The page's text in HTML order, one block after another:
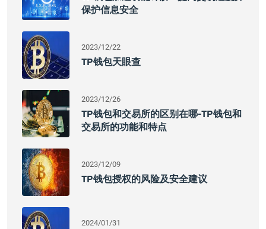
保护信息安全
2023/12/22
TP钱包天眼查
2023/12/26
TP钱包和交易所的区别在哪-TP钱包和
交易所的功能和特点
2023/12/09
TP钱包授权的风险及安全建议
2024/01/31